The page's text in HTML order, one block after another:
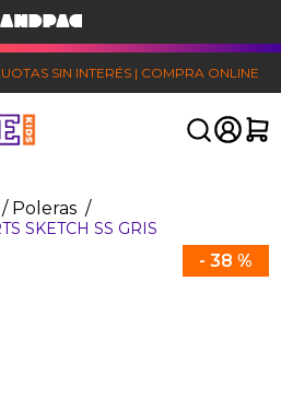
SIN INTERÉS | COMPRA ONLINE
Poleras
SKETCH SS GRIS
- 38 %